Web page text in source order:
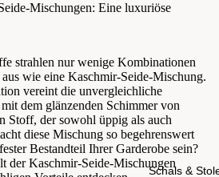
Schals &
Mischungen: Eine luxuriöse
strahlen nur wenige Kombinationen
wie eine Kaschmir-Seide-Mischung.
vereint die unvergleichliche
dem glänzenden Schimmer von
Stoff, der sowohl üppig als auch
diese Mischung so begehrenswert
Bestandteil Ihrer Garderobe sein?
der Kaschmir-Seide-Mischungen